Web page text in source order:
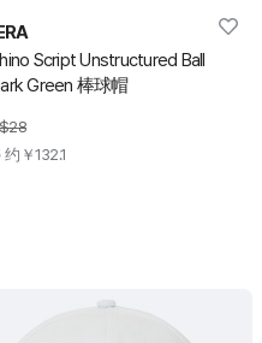
Script Unstructured Ball
Green 棒球帽
$28
约￥132.1